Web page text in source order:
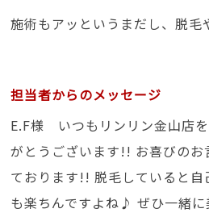
施術もアッというまだし、脱
担当者からのメッセージ
E.F様 いつもリンリン金山店
がとうございます!! お喜びのお
ております!! 脱毛していると自
も楽ちんですよね♪ ぜひ一緒に